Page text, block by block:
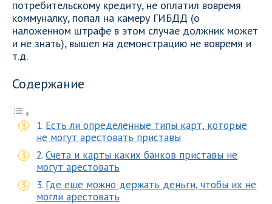
потребительскому кредиту, не оплатил вовремя
коммуналку, попал на камеру ГИБДД (о
наложенном штрафе в этом случае должник может
и не знать), вышел на демонстрацию не вовремя и
т.д.
Содержание
Есть ли определенные типы карт, которые
не могут арестовать приставы
Счета и карты каких банков приставы не
могут арестовать
Где еще можно держать деньги, чтобы их не
могли арестовать